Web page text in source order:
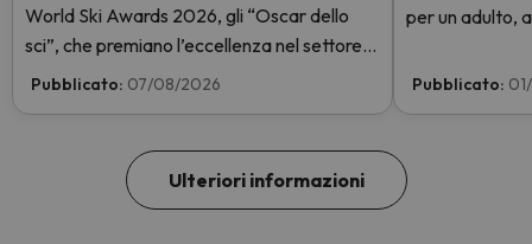
World Ski Awards 2026, gli “Oscar dello
sci”, che premiano l’eccellenza nel settore
sciistico. Vota subito e aiutaci a arrivare in
Pubblicato: 07/08/2026
per un adulto,
GRATIS.
Pubblicato:
Ulteriori informazioni